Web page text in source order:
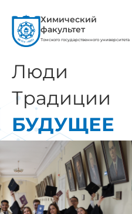
Химический
факультет
Томского государственного университета
Люди
Традиции
БУДУЩЕЕ